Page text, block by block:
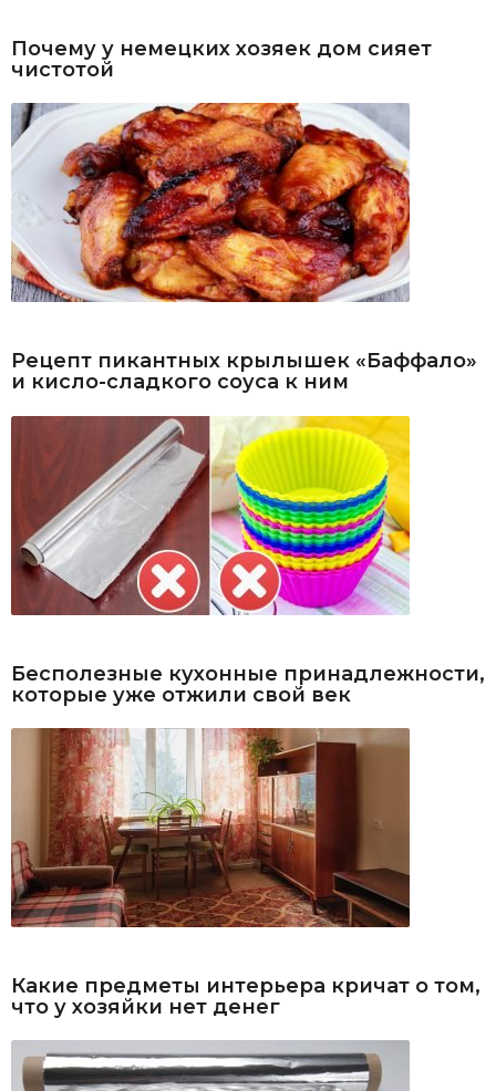
Почему у немецких хозяек дом сияет
чистотой
Рецепт пикантных крылышек «Баффало»
и кисло-сладкого соуса к ним
Бесполезные кухонные принадлежности,
которые уже отжили свой век
Какие предметы интерьера кричат о том,
что у хозяйки нет денег